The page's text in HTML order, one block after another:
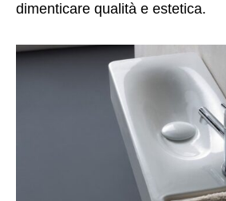
dimenticare qualità e estetica.